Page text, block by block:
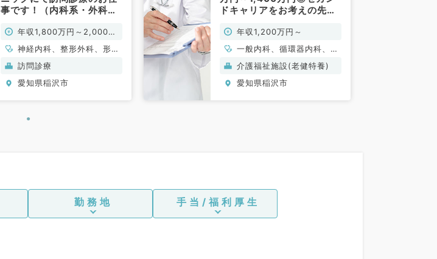
事です！（内科系・外科系
年収1,800万円～2,000万
円
神経内科、整形外科、形成
外科、脳神経外科、呼吸器
外科、心臓血管外科、泌尿
器科、一般内科、循環器内
臓内科、老年内科、血液内
訪問診療
愛知県稲沢市
ドキャリアをお考えの先生
月以降のご勤務です（科目
不問／常勤）
年収1,200万円～
一般内科、循環器内科、呼
吸器内科、消化器内科、老
年内科
介護福祉施設(老健特養)
愛知県稲沢市
勤務地 手当/福利厚生